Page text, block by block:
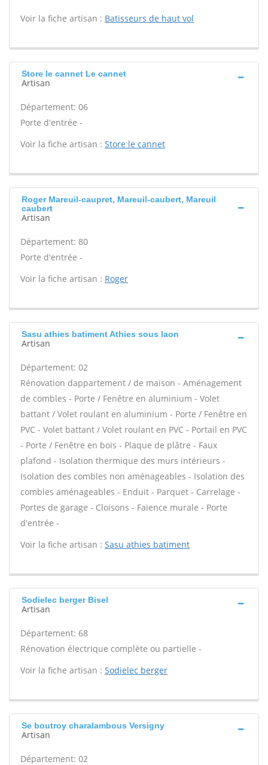
Voir la fiche artisan : Batisseurs de haut vol
Store le cannet Le cannet
Artisan
Département: 06
Porte d'entrée -
Voir la fiche artisan : Store le cannet
Roger Mareuil-caupret, Mareuil-caubert, Mareuil
caubert
Artisan
Département: 80
Porte d'entrée -
Voir la fiche artisan : Roger
Sasu athies batiment Athies sous laon
Artisan
Département: 02
Rénovation dappartement / de maison - Aménagement
de combles - Porte / Fenêtre en aluminium - Volet
battant / Volet roulant en aluminium - Porte / Fenêtre en
PVC - Volet battant / Volet roulant en PVC - Portail en PVC
- Porte / Fenêtre en bois - Plaque de plâtre - Faux
plafond - Isolation thermique des murs intérieurs -
Isolation des combles non aménageables - Isolation des
combles aménageables - Enduit - Parquet - Carrelage -
Portes de garage - Cloisons - Faïence murale - Porte
d'entrée -
Voir la fiche artisan : Sasu athies batiment
Sodielec berger Bisel
Artisan
Département: 68
Rénovation électrique complète ou partielle -
Voir la fiche artisan : Sodielec berger
Se boutroy charalambous Versigny
Artisan
Département: 02